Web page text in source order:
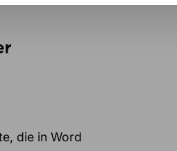
die in Word